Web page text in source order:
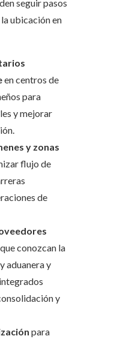
seguir pasos
ubicación en
en centros de
para
y mejorar
y zonas
flujo de
de
que conozcan la
aduanera y
y
para